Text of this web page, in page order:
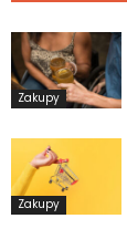
Zakupy
Zakupy